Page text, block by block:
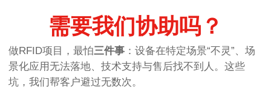
需要我们协助吗？
做RFID项目，最怕三件事 ：设备在特定场景“不灵”、场
景化应用无法落地、技术支持与售后找不到人。这些
坑，我们帮客户避过无数次。